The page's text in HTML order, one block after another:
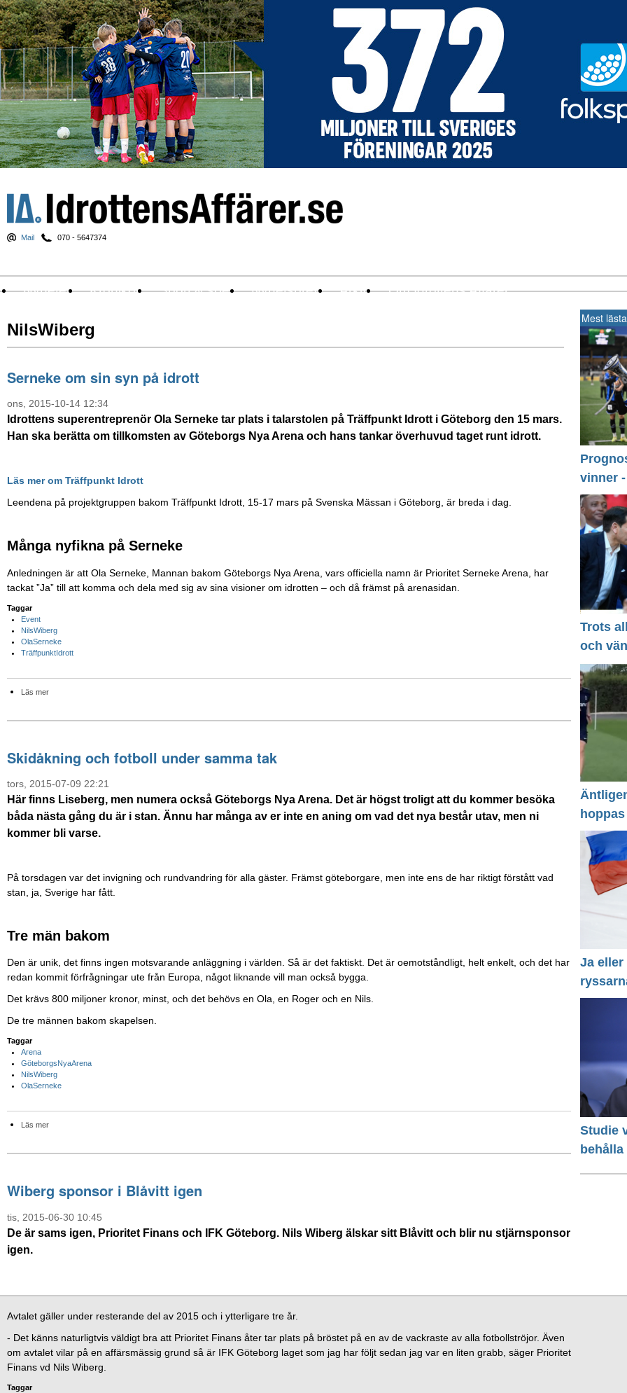
Mail 070 - 5647374
Nyheter Krönikor Sport & spel Nyhetsbrev Arkiv Om Idrottens Affärer
NilsWiberg
Serneke om sin syn på idrott
ons, 2015-10-14 12:34
Idrottens superentreprenör Ola Serneke tar plats i talarstolen på Träffpunkt Idrott i Göteborg den 15 mars.
Han ska berätta om tillkomsten av Göteborgs Nya Arena och hans tankar överhuvud taget runt idrott.
Läs mer om Träffpunkt Idrott
Leendena på projektgruppen bakom Träffpunkt Idrott, 15-17 mars på Svenska Mässan i Göteborg, är breda i dag.
Många nyfikna på Serneke
Anledningen är att Ola Serneke, Mannan bakom Göteborgs Nya Arena, vars officiella namn är Prioritet Serneke Arena, har
tackat ”Ja” till att komma och dela med sig av sina visioner om idrotten – och då främst på arenasidan.
Taggar
Event
NilsWiberg
OlaSerneke
TräffpunktIdrott
Läs mer
Skidåkning och fotboll under samma tak
tors, 2015-07-09 22:21
Här finns Liseberg, men numera också Göteborgs Nya Arena. Det är högst troligt att du kommer besöka
båda nästa gång du är i stan. Ännu har många av er inte en aning om vad det nya består utav, men ni
kommer bli varse.
På torsdagen var det invigning och rundvandring för alla gäster. Främst göteborgare, men inte ens de har riktigt förstått vad
stan, ja, Sverige har fått.
Tre män bakom
Den är unik, det finns ingen motsvarande anläggning i världen. Så är det faktiskt. Det är oemotståndligt, helt enkelt, och det har
redan kommit förfrågningar ute från Europa, något liknande vill man också bygga.
Det krävs 800 miljoner kronor, minst, och det behövs en Ola, en Roger och en Nils.
De tre männen bakom skapelsen.
Taggar
Arena
GöteborgsNyaArena
NilsWiberg
OlaSerneke
Läs mer
Wiberg sponsor i Blåvitt igen
tis, 2015-06-30 10:45
De är sams igen, Prioritet Finans och IFK Göteborg. Nils Wiberg älskar sitt Blåvitt och blir nu stjärnsponsor
igen.
Avtalet gäller under resterande del av 2015 och i ytterligare tre år.
- Det känns naturligtvis väldigt bra att Prioritet Finans åter tar plats på bröstet på en av de vackraste av alla fotbollströjor. Även
om avtalet vilar på en affärsmässig grund så är IFK Göteborg laget som jag har följt sedan jag var en liten grabb, säger Prioritet
Finans vd Nils Wiberg.
Taggar
Mest
vinner
Trots
och
Ja
Studie